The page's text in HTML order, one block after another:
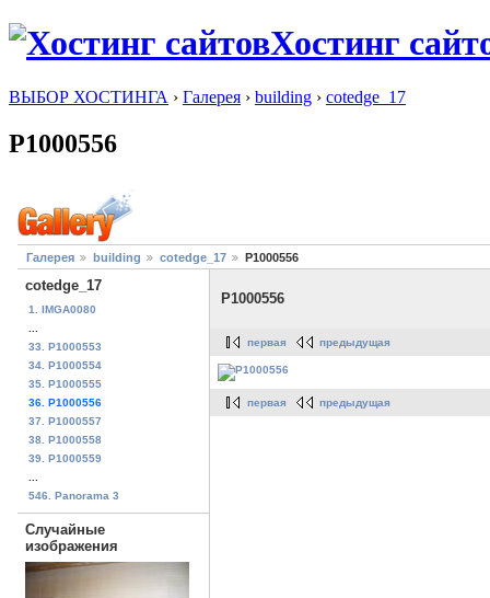
Хостинг
ВЫБОР ХОСТИНГА › Галерея › building › cotedge_17
P1000556
Галерея building cotedge_17 P1000556
cotedge_17
1. IMGA0080
...
33. P1000553
34. P1000554
35. P1000555
36. P1000556
37. P1000557
38. P1000558
39. P1000559
...
546. Panorama 3
Случайные
изображения
P1000556
первая предыдущая
первая предыдущая